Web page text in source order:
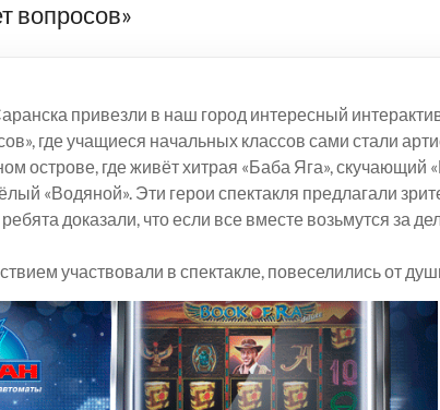
вопросов»
привезли в наш город интересный
где учащиеся начальных классов сами стали
острове, где живёт хитрая «Баба Яга», скучающий
«Водяной». Эти герои спектакля предлагали
доказали, что если все вместе возьмутся за
участвовали в спектакле, повеселились от